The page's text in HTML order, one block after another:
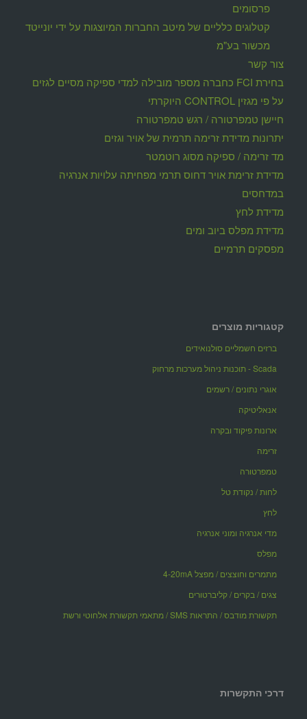
פרסומים
קטלוגים כלליים של מיטב החברות המיוצגות על ידי יונייטד
מכשור בע"מ
צור קשר
בחירת FCI כחברה מספר מובילה למדי ספיקה מסיים לגזים
על פי מגזין CONTROL היוקרתי
חיישן טמפרטורה / רגש טמפרטורה
יתרונות מדידת זרימה תרמית של אויר וגזים
מד זרימה / ספיקה מסוג רוטמטר
מדידת זרימת אויר דחוס תרמי מפחיתה עלויות אנרגיה
במדחסים
מדידת לחץ
מדידת מפלס ביוב ומים
מפסקים תרמיים
קטגוריות מוצרים
ברזים חשמליים סולנואידים
Scada - תוכנות ניהול מערכות מרחוק
אוגרי נתונים / רשמים
אנאליטיקה
ארונות פיקוד ובקרה
זרימה
טמפרטורה
לחות / נקודת טל
לחץ
מדי אנרגיה ומוני אנרגיה
מפלס
מתמרים וחוצצים / מפצל 4-20mA
צגים / בקרים / קליברטורים
תקשורת מודבס / התראות SMS / מתאמי תקשורת אלחוטי ורשת
דרכי התקשרות